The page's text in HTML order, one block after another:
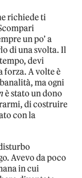
richiede ti
un po’ a
di una svolta. Il
devi
forza. A volte è
ma ogni
è stato un dono
di costruire
con la
Avevo da poco
in cui